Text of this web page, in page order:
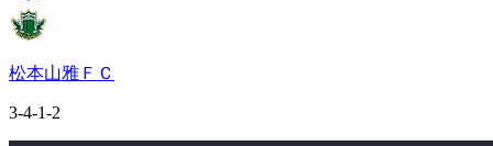
松本山雅ＦＣ
3-4-1-2